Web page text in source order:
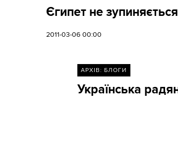
Єгипет не
2011-03-06 00:00
АРХІВ: БЛОГИ
Українська